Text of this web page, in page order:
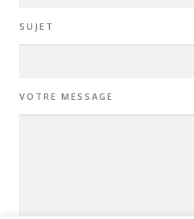
SUJET
VOTRE MESSAGE